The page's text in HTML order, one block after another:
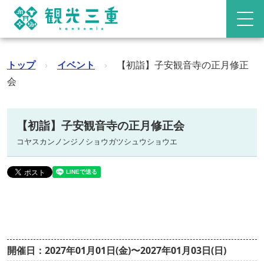
トップ › イベント ›
【初詣】子安観音寺の正月修正
会
【初詣】子安観音寺の正月修正会
コヤスカンノンジノショウガツシュウショウエ
開催日：2027年01月01日(金)〜2027年01月03日(日)